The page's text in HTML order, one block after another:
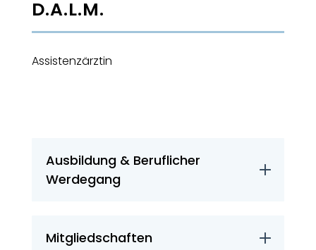
D.A.L.M.
Assistenzärztin
Ausbildung & Beruflicher
Werdegang
Mitgliedschaften